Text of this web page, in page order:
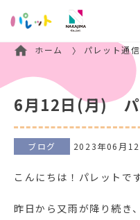
ホーム パレット通信
6月12日(月) パ
ブログ 2023年06月12
こんにちは！パレットで
昨日から又雨が降り続き